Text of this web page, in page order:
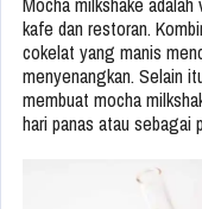
Mocha milkshake
kafe dan restoran.
cokelat yang manis
menyenangkan. Selain
membuat mocha
hari panas atau sebagai